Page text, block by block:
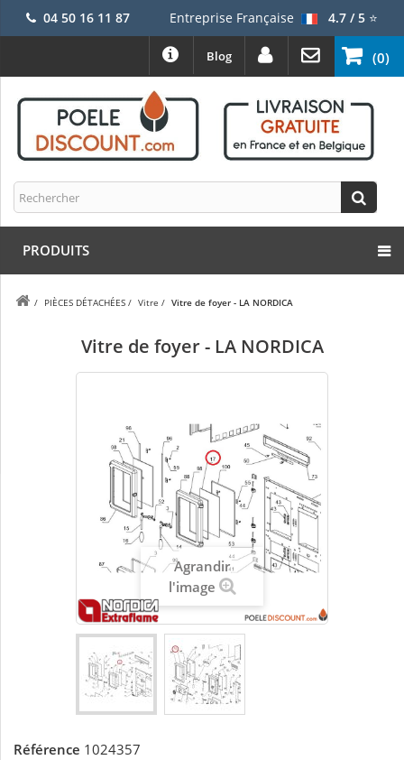
04 50 16 11 87 Entreprise Française 4.7 / 5⭐
(0)
Blog
PRODUITS
/ PIÈCES DÉTACHÉES / Vitre / Vitre de foyer - LA NORDICA
Vitre de foyer - LA NORDICA
Agrandir
l'image
Référence 1024357